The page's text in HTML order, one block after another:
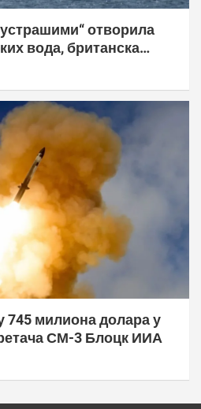
отворила
вода, британска
праћење
милиона долара у
СМ-3 Блоцк ИИА